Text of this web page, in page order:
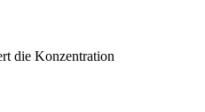
die Konzentration